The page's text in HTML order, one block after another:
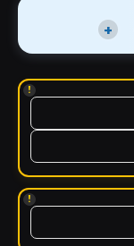
+
!
!